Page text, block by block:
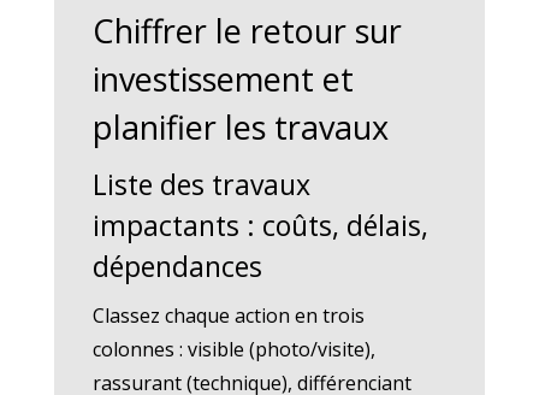
Chiffrer le retour sur
investissement et
planifier les travaux
Liste des travaux
impactants : coûts, délais,
dépendances
Classez chaque action en trois
colonnes : visible (photo/visite),
rassurant (technique), différenciant